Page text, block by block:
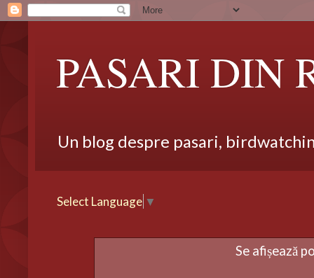
PASARI DIN
Un blog despre pasari,
Select Language ▼
Se afișează